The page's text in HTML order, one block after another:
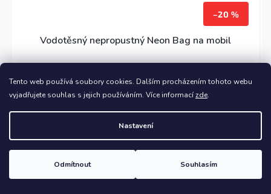
Tento web používá soubory cookies. Dalším procházením tohoto webu
vyjadřujete souhlas s jejich používáním. Více informacízde.
Nastavení
Odmítnout Souhlasím
–20 %
Vodotěsný nepropustný Neon Bag na mobil
280 Kč
Dry Bag Vodotěsný vak na mobil pro všechny možné
modely mobilu.